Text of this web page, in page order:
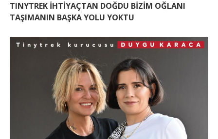
TINYTREK İHTİYAÇTAN DOĞDU BİZİM OĞLANI
TAŞIMANIN BAŞKA YOLU YOKTU